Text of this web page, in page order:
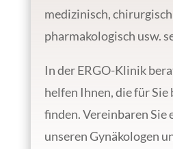
medizinisch,
pharmakologisch usw.
In der ERGO-Klinik
helfen Ihnen, die für Sie
finden. Vereinbaren Sie
unseren Gynäkologen